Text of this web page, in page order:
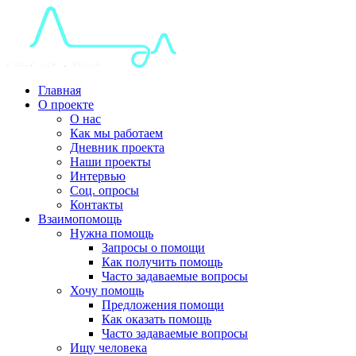
Главная
О проекте
О нас
Как мы работаем
Дневник проекта
Наши проекты
Интервью
Соц. опросы
Контакты
Взаимопомощь
Нужна помощь
Запросы о помощи
Как получить помощь
Часто задаваемые вопросы
Хочу помощь
Предложения помощи
Как оказать помощь
Часто задаваемые вопросы
Ищу человека